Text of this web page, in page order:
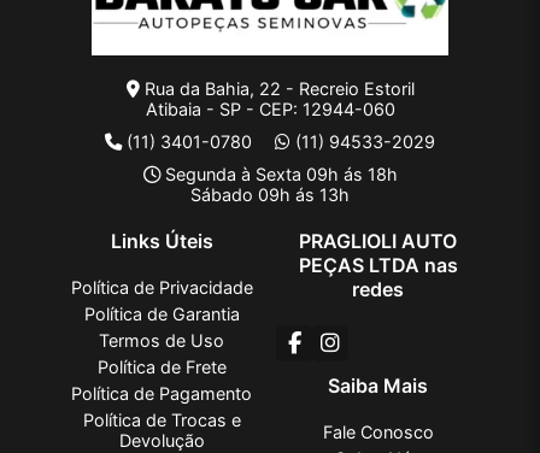
Rua da Bahia, 22 - Recreio Estoril
Atibaia - SP - CEP: 12944-060
(11) 3401-0780
(11) 94533-2029
Segunda à Sexta 09h ás 18h
Sábado 09h ás 13h
Links Úteis
Política de Privacidade
Política de Garantia
Termos de Uso
Política de Frete
Política de Pagamento
Política de Trocas e
Devolução
PRAGLIOLI AUTO
PEÇAS LTDA nas
redes
Saiba Mais
Fale Conosco